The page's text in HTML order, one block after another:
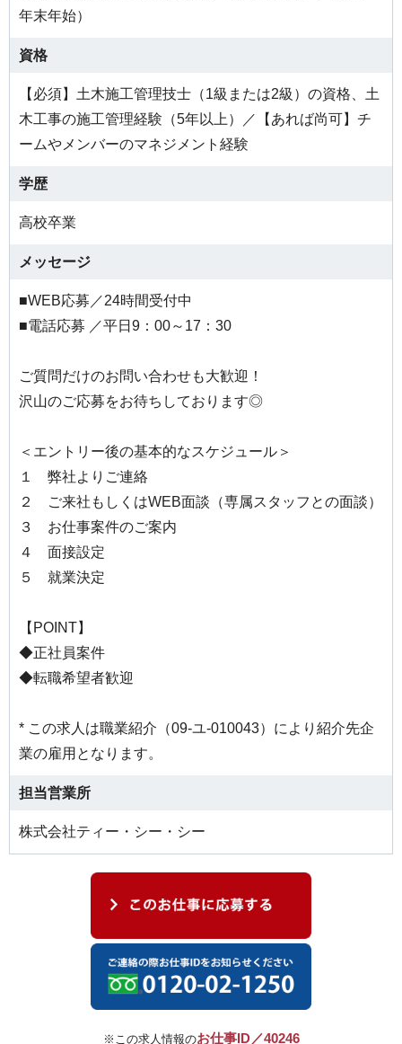
年末年始）
資格
【必須】土木施工管理技士（1級または2級）の資格、土
木工事の施工管理経験（5年以上）／【あれば尚可】チ
ームやメンバーのマネジメント経験
学歴
高校卒業
メッセージ
■WEB応募／24時間受付中
■電話応募 ／平日9：00～17：30
ご質問だけのお問い合わせも大歓迎！
沢山のご応募をお待ちしております◎
＜エントリー後の基本的なスケジュール＞
１ 弊社よりご連絡
２ ご来社もしくはWEB面談（専属スタッフとの面談）
３ お仕事案件のご案内
４ 面接設定
５ 就業決定
【POINT】
◆正社員案件
◆転職希望者歓迎
* この求人は職業紹介（09-ユ-010043）により紹介先企
業の雇用となります。
担当営業所
株式会社ティー・シー・シー
※この求人情報のお仕事ID／40246